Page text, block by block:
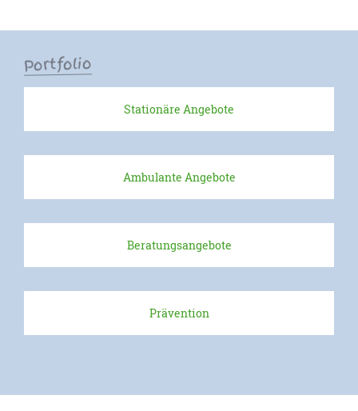
Portfolio
Stationäre Angebote
Ambulante Angebote
Beratungsangebote
Prävention